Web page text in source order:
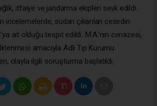
itfaiye ve jandarma ekipleri sevk edildi.
incelemelerde, sudan çıkarılan cesedin
ait olduğu tespit edildi. M.A.’nın cenazesi,
amacıyla Adli Tıp Kurumu
olayla ilgili soruşturma başlatıldı.